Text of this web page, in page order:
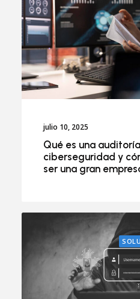
julio 10, 2025
Qué es una
ciberseguridad y
ser una gran